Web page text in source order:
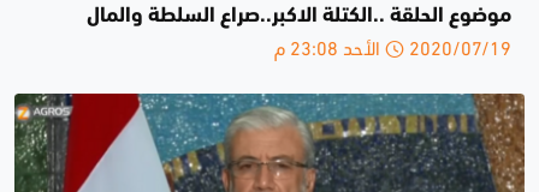
موضوع الحلقة ..الكتلة الاكبر..صراع السلطة والمال
2020/07/19 الأحد 23:08 م